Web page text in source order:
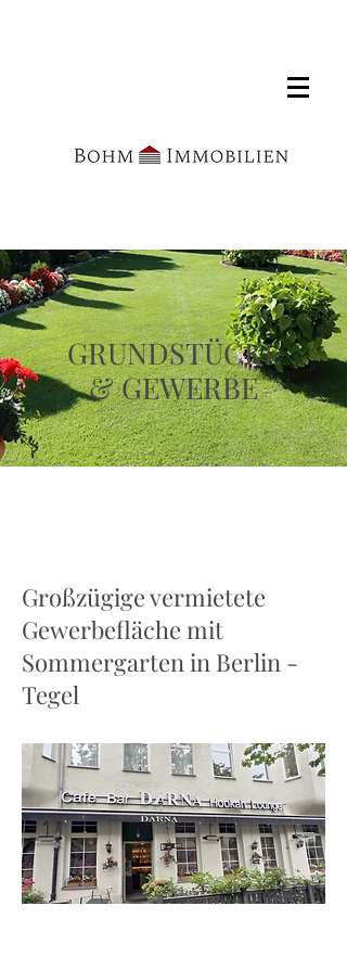
GRUNDSTÜCKE
& GEWERBE
Großzügige vermietete
Gewerbefläche mit
Sommergarten in Berlin -
Tegel